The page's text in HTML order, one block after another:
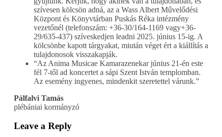
szívesen kölcsön adná, az a Wass Albert Művelődési
Központ és Könyvtárban Puskás Réka intézmény
vezetőnél (telefonszám: +36-30/164-1169 vagy+36-
29/635-437) szíveskedjen leadni 2025. június 15-ig. A
kölcsönbe kapott tárgyakat, miután véget ért a kiállítás a
tulajdonosok visszakapják.
“Az Anima Musicae Kamarazenekar június 21-én este
fél 7-től ad koncertet a sápi Szent István templomban.
Az esemény ingyenes, mindenkit szeretettel várunk.”
Pálfalvi Tamás
plébániai kormányzó
Leave a Reply